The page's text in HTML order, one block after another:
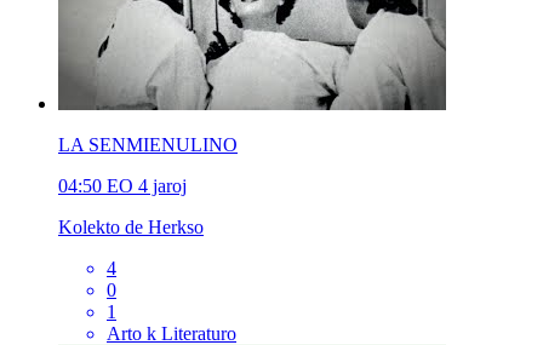
LA SENMIENULINO
04:50 EO 4 jaroj
Kolekto de Herkso
4
0
1
Arto k Literaturo